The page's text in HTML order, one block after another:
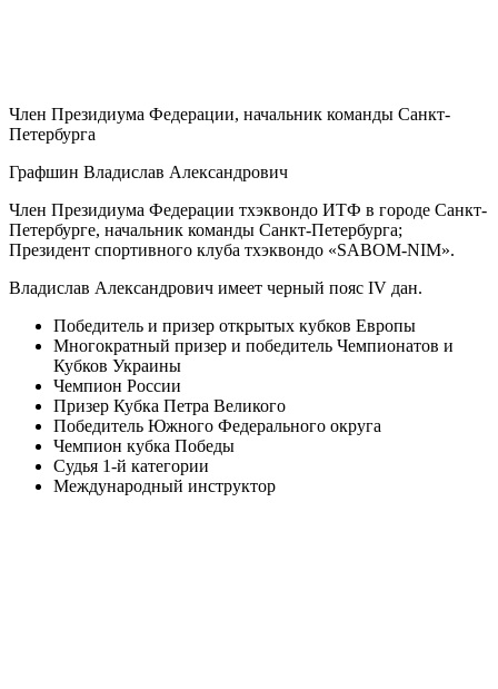
Член Президиума Федерации, начальник команды Санкт-
Петербурга
Графшин Владислав Александрович
Член Президиума Федерации тхэквондо ИТФ в городе Санкт-
Петербурге, начальник команды Санкт-Петербурга;
Президент спортивного клуба тхэквондо «SABOM-NIM».
Владислав Александрович имеет черный пояс IV дан.
Победитель и призер открытых кубков Европы
Многократный призер и победитель Чемпионатов и
Кубков Украины
Чемпион России
Призер Кубка Петра Великого
Победитель Южного Федерального округа
Чемпион кубка Победы
Судья 1-й категории
Международный инструктор